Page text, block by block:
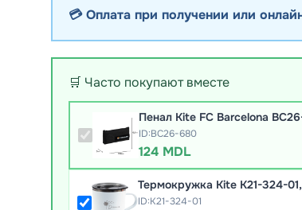
💳 Оплата при получении или
🛒 Часто покупают вместе
Пенал Kite FC Barcelona
ID:BC26-680
124 MDL
Термокружка Kite K21-324-
ID:K21-324-01